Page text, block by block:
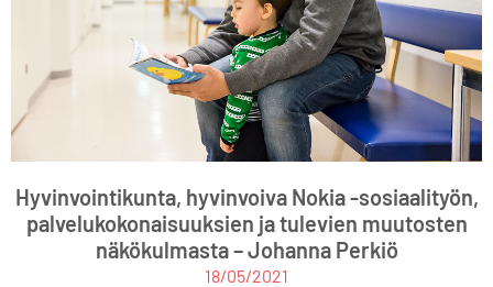
Hyvinvointikunta, hyvinvoiva Nokia -sosiaalityön,
palvelukokonaisuuksien ja tulevien muutosten
näkökulmasta – Johanna Perkiö
18/05/2021